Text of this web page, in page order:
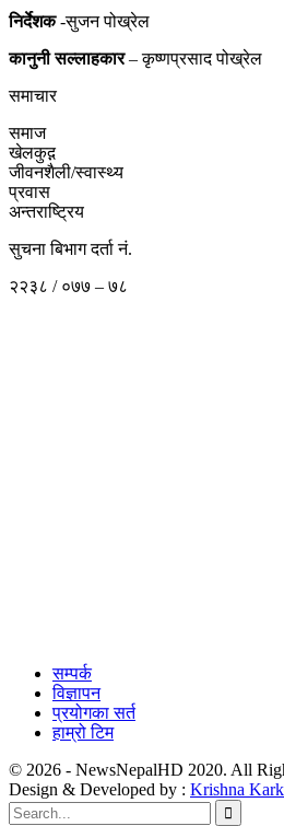
निर्देशक-सुजन पोख्रेल
कानुनी सल्लाहकार– कृष्णप्रसाद पोख्रेल
समाचार
समाज
खेलकुद़़
जीवनशैली/स्वास्थ्य
प्रवास
अन्तराष्ट्रिय
सुचना बिभाग दर्ता नं.
२२३८ / ०७७ – ७८
सम्पर्क
विज्ञापन
प्रयोगका सर्त
हाम्रो टिम
© 2026 - NewsNepalHD 2020. All
Design & Developed by : Krishna